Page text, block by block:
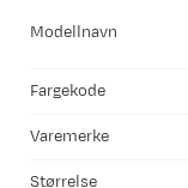
Modellnavn
Fargekode
Varemerke
Størrelse